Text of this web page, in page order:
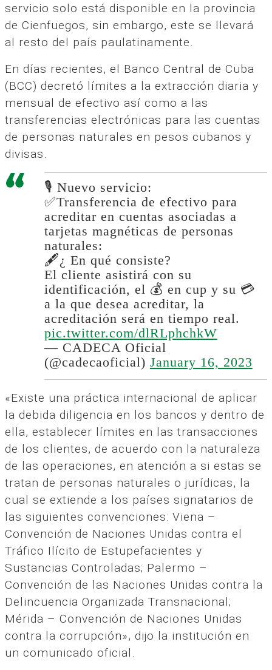
servicio solo está disponible en la provincia
de Cienfuegos, sin embargo, este se llevará
al resto del país paulatinamente.
En días recientes, el Banco Central de Cuba
(BCC) decretó límites a la extracción diaria y
mensual de efectivo así como a las
transferencias electrónicas para las cuentas
de personas naturales en pesos cubanos y
divisas.
🎙 Nuevo servicio:
✅Transferencia de efectivo para
acreditar en cuentas asociadas a
tarjetas magnéticas de personas
naturales:
🖋¿ En qué consiste?
El cliente asistirá con su
identificación, el 💰 en cup y su 💳
a la que desea acreditar, la
acreditación será en tiempo real.
pic.twitter.com/dlRLphchkW
— CADECA Oficial
(@cadecaoficial) January 16, 2023
«Existe una práctica internacional de aplicar
la debida diligencia en los bancos y dentro de
ella, establecer límites en las transacciones
de los clientes, de acuerdo con la naturaleza
de las operaciones, en atención a si estas se
tratan de personas naturales o jurídicas, la
cual se extiende a los países signatarios de
las siguientes convenciones: Viena –
Convención de Naciones Unidas contra el
Tráfico Ilícito de Estupefacientes y
Sustancias Controladas; Palermo –
Convención de las Naciones Unidas contra la
Delincuencia Organizada Transnacional;
Mérida – Convención de Naciones Unidas
contra la corrupción», dijo la institución en
un comunicado oficial.